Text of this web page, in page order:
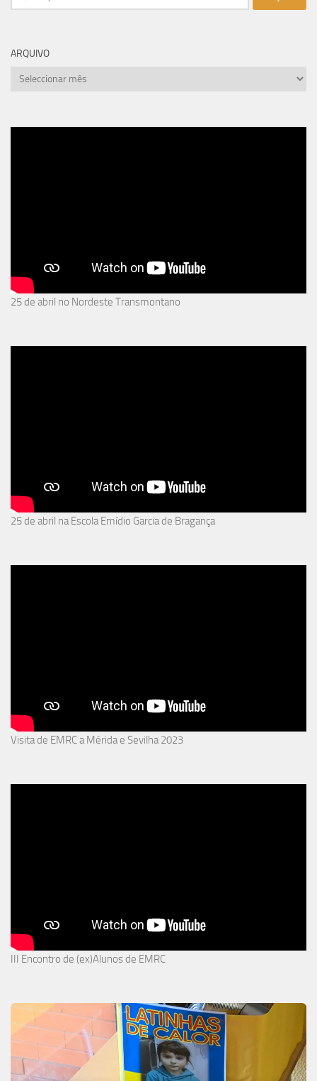
por:
ARQUIVO
arquivo
25 de abril no Nordeste Transmontano
25 de abril na Escola Emídio Garcia de Bragança
Visita de EMRC a Mérida e Sevilha 2023
III Encontro de (ex)Alunos de EMRC